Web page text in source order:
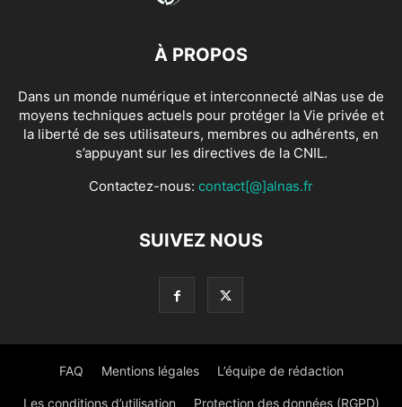
À PROPOS
Dans un monde numérique et interconnecté alNas use de
moyens techniques actuels pour protéger la Vie privée et
la liberté de ses utilisateurs, membres ou adhérents, en
s’appuyant sur les directives de la CNIL.
Contactez-nous: contact[@]alnas.fr
SUIVEZ NOUS
FAQ Mentions légales L’équipe de rédaction
Les conditions d’utilisation Protection des données (RGPD)